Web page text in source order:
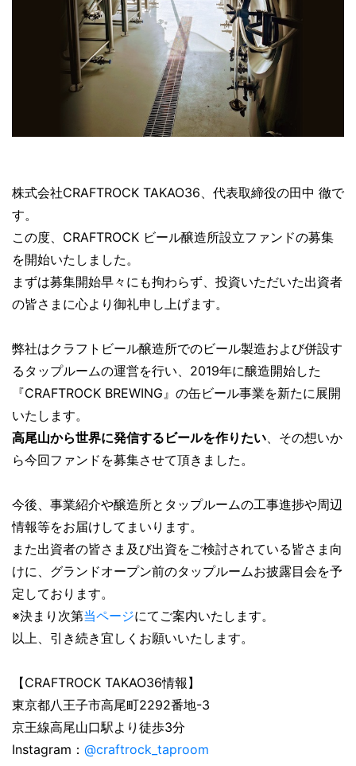
株式会社CRAFTROCK TAKAO36、代表取締役の田中 徹で
す。
この度、CRAFTROCK ビール醸造所設立ファンドの募集
を開始いたしました。
まずは募集開始早々にも拘わらず、投資いただいた出資者
の皆さまに心より御礼申し上げます。
弊社はクラフトビール醸造所でのビール製造および併設す
るタップルームの運営を行い、2019年に醸造開始した
『CRAFTROCK BREWING』の缶ビール事業を新たに展開
いたします。
高尾山から世界に発信するビールを作りたい、その想いか
ら今回ファンドを募集させて頂きました。
今後、事業紹介や醸造所とタップルームの工事進捗や周辺
情報等をお届けしてまいります。
また出資者の皆さま及び出資をご検討されている皆さま向
けに、グランドオープン前のタップルームお披露目会を予
定しております。
※決まり次第当ページにてご案内いたします。
以上、引き続き宜しくお願いいたします。
【CRAFTROCK TAKAO36情報】
東京都八王子市高尾町2292番地-3
京王線高尾山口駅より徒歩3分
Instagram： @craftrock_taproom